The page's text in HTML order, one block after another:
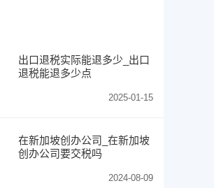
出口退税实际能退多少_出口
退税能退多少点
2025-01-15
在新加坡创办公司_在新加坡
创办公司要交税吗
2024-08-09